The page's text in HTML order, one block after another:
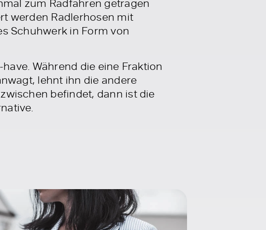
werden Radlerhosen mit
Schuhwerk in Form von
Während die eine Fraktion
lehnt ihn die andere
befindet, dann ist die